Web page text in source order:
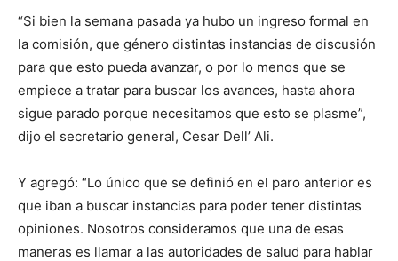
“Si bien la semana pasada ya hubo un ingreso formal en
la comisión, que género distintas instancias de discusión
para que esto pueda avanzar, o por lo menos que se
empiece a tratar para buscar los avances, hasta ahora
sigue parado porque necesitamos que esto se plasme”,
dijo el secretario general, Cesar Dell’ Ali.
Y agregó: “Lo único que se definió en el paro anterior es
que iban a buscar instancias para poder tener distintas
opiniones. Nosotros consideramos que una de esas
maneras es llamar a las autoridades de salud para hablar